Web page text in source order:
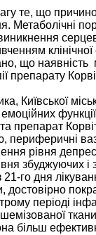
те, що
що наявність
препарату
препарат
периферичні
рівня
збуджуючих і
го дня
періоді
більш